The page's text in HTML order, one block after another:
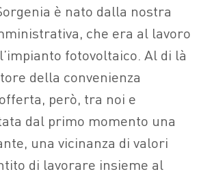
è nato dalla nostra
che era al lavoro
fotovoltaico. Al di là
della convenienza
però, tra noi e
dal primo momento una
una vicinanza di valori
di lavorare insieme al